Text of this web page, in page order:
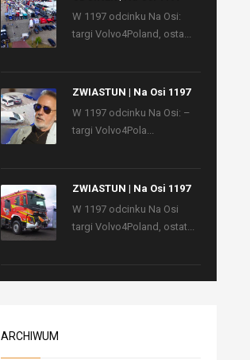
W 1197 odcinku Na Osi:
targi Volvo4Poland, osta...
ZWIASTUN | Na Osi 1197
W 1197 odcinku Na Osi: –
targi Volvo4Pola...
ZWIASTUN | Na Osi 1197
W 1197 odcinku Na Osi
targi Volvo4Poland, ostat...
ARCHIWUM